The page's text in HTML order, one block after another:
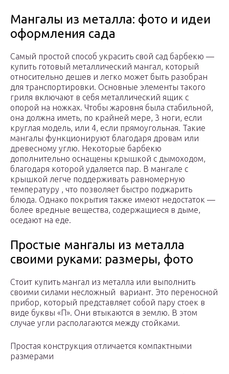
Мангалы из металла: фото и идеи
оформления сада
Самый простой способ украсить свой сад барбекю —
купить готовый металлический мангал, который
относительно дешев и легко может быть разобран
для транспортировки. Основные элементы такого
гриля включают в себя металлический ящик с
опорой на ножках. Чтобы жаровня была стабильной,
она должна иметь, по крайней мере, 3 ноги, если
круглая модель, или 4, если прямоугольная. Такие
мангалы функционируют благодаря дровам или
древесному углю. Некоторые барбекю
дополнительно оснащены крышкой с дымоходом,
благодаря которой удаляется пар. В мангале с
крышкой легче поддерживать равномерную
температуру , что позволяет быстро поджарить
блюда. Однако покрытия также имеют недостаток —
более вредные вещества, содержащиеся в дыме,
оседают на еде.
Простые мангалы из металла
своими руками: размеры, фото
Стоит купить мангал из металла или выполнить
своими силами несложный вариант. Это переносной
прибор, который представляет собой пару стоек в
виде буквы «П». Они втыкаются в землю. В этом
случае угли располагаются между стойками.
Простая конструкция отличается компактными
размерами